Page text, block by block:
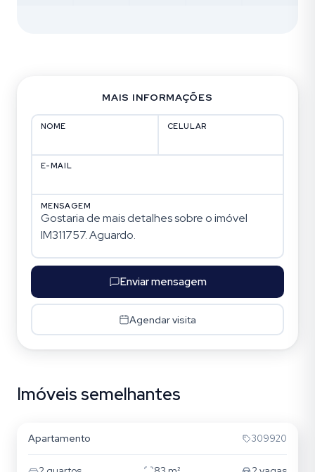
MAIS INFORMAÇÕES
NOME CELULAR
E-MAIL
MENSAGEM
Enviar mensagem
Agendar visita
Imóveis semelhantes
Jardim Lindóia
Apartamento 309920